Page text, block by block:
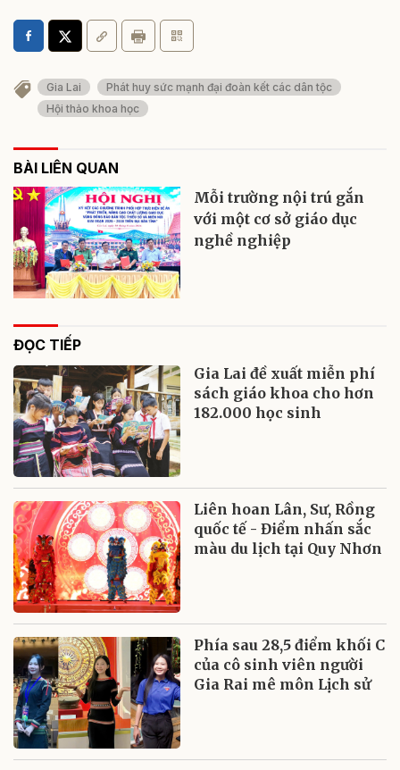
Gia Lai
Phát huy sức mạnh đại đoàn kết các dân tộc
Hội thảo khoa học
BÀI LIÊN QUAN
Mỗi trường nội trú gắn
với một cơ sở giáo dục
nghề nghiệp
ĐỌC TIẾP
Gia Lai đề xuất miễn phí
sách giáo khoa cho hơn
182.000 học sinh
Liên hoan Lân, Sư, Rồng
quốc tế - Điểm nhấn sắc
màu du lịch tại Quy Nhơn
Phía sau 28,5 điểm khối C
của cô sinh viên người
Gia Rai mê môn Lịch sử